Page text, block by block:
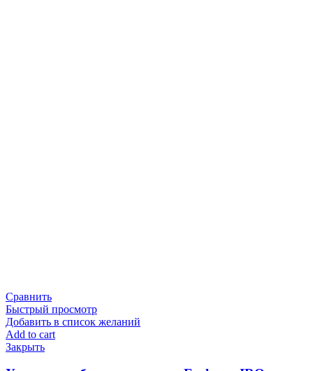
Сравнить
Быстрый просмотр
Добавить в список желаний
Add to cart
Закрыть